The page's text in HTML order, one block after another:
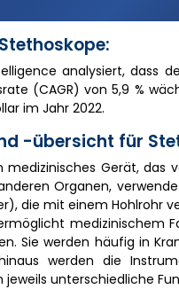
analysiert, dass
(CAGR) von 5,9 %
im Jahr 2022.
-übersicht für
medizinisches Gerät, das
Organen,
die mit einem Hohlrohr
medizinischem
Sie werden häufig in
werden die
unterschiedliche